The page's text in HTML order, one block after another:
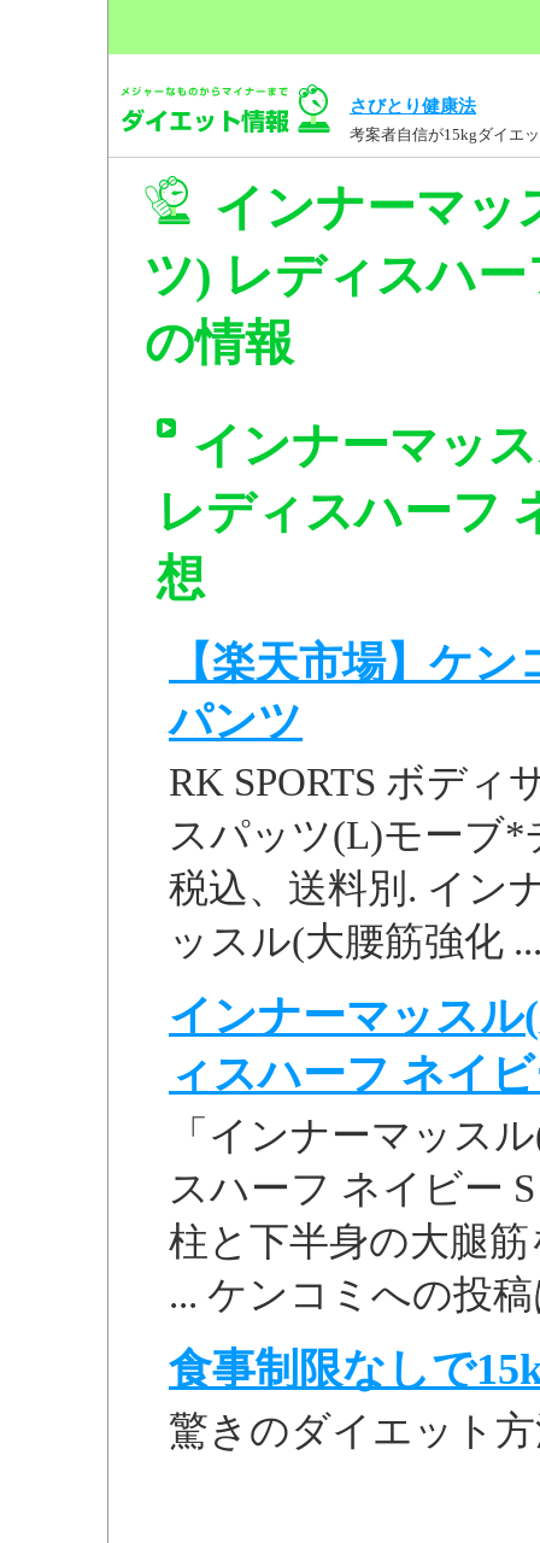
さびとり健康法
考案者自信が15kgダイエ
インナーマッ
ツ) レディスハー
の情報
インナーマッ
レディスハーフ
想
【楽天市場】ケ
パンツ
RK SPORTS ボディ
スパッツ(L)モーブ*
税込、送料別. イン
ッスル(大腰筋強化
インナーマッス
ィスハーフ ネイビ
「インナーマッス
スハーフ ネイビー
柱と下半身の大腿
... ケンコミへの投
食事制限なしで
驚きのダイエット